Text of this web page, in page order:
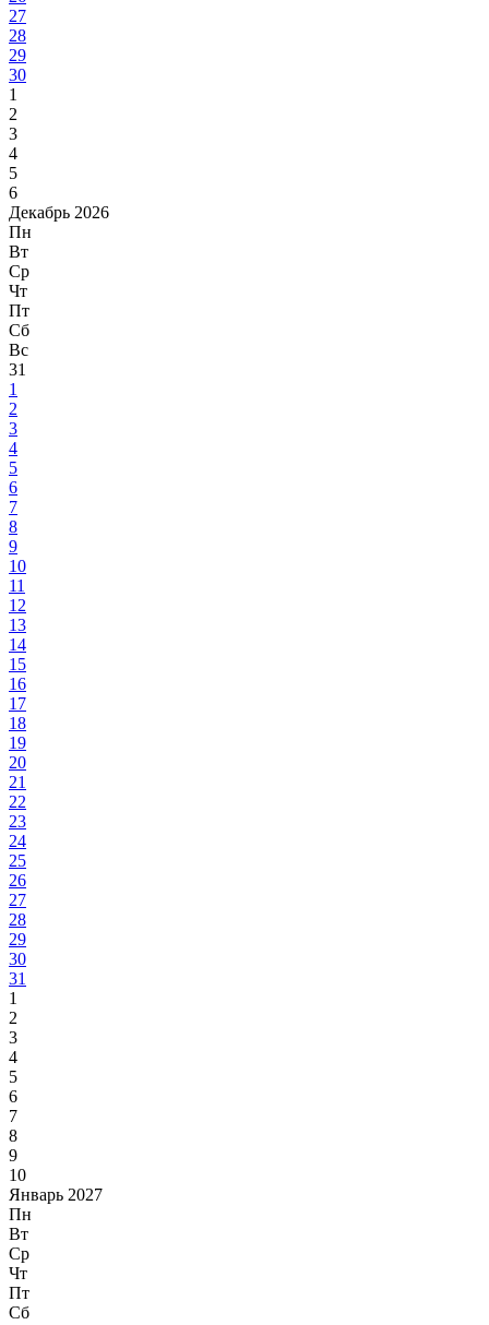
27
28
29
30
1
2
3
4
5
6
Декабрь 2026
Пн
Вт
Ср
Чт
Пт
Сб
Вс
31
1
2
3
4
5
6
7
8
9
10
11
12
13
14
15
16
17
18
19
20
21
22
23
24
25
26
27
28
29
30
31
1
2
3
4
5
6
7
8
9
10
Январь 2027
Пн
Вт
Ср
Чт
Пт
Сб